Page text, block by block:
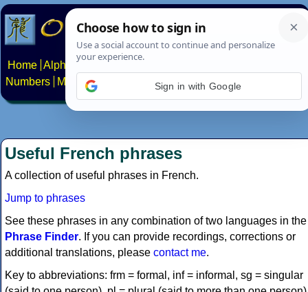
Home Alphabets Constructed scripts
Numbers
Multilingual Pages Search News About
Useful French phrases
A collection of useful phrases in French.
Jump to phrases
See these phrases in any combination of two languages in the
Phrase Finder. If you can provide recordings, corrections or
additional translations, please contact me.
Key to abbreviations: frm = formal, inf = informal, sg = singular
Sign in with Google